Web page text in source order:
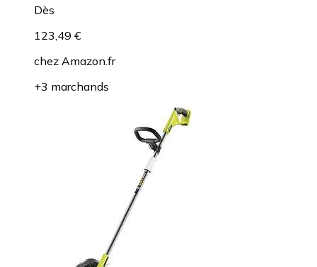
Dès
123,49 €
chez Amazon.fr
+3 marchands